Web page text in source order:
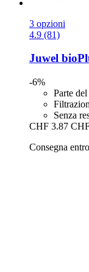
3 opzioni
4.9 (81)
Juwel
-6%
Parte
Senza
CHF 3.87
Consegna